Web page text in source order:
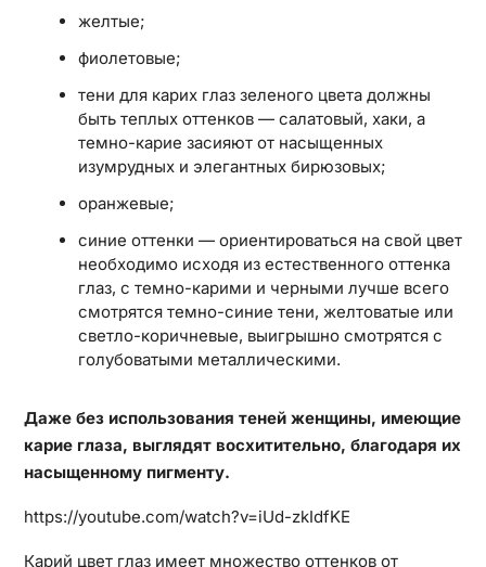
желтые;
фиолетовые;
тени для карих глаз зеленого цвета должны
быть теплых оттенков — салатовый, хаки, а
темно-карие засияют от насыщенных
изумрудных и элегантных бирюзовых;
оранжевые;
синие оттенки — ориентироваться на свой цвет
необходимо исходя из естественного оттенка
глаз, с темно-карими и черными лучше всего
смотрятся темно-синие тени, желтоватые или
светло-коричневые, выигрышно смотрятся с
голубоватыми металлическими.
Даже без использования теней женщины, имеющие
карие глаза, выглядят восхитительно, благодаря их
насыщенному пигменту.
https://youtube.com/watch?v=iUd-zkIdfKE
Карий цвет глаз имеет множество оттенков от